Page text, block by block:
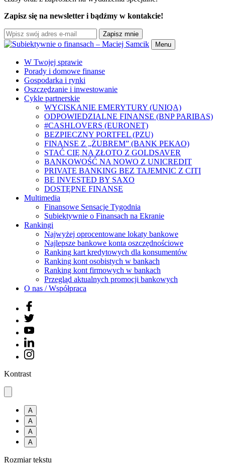
Zapisz się na newsletter i bądźmy w kontakcie!
Zapisz mnie
Menu
W Twojej sprawie
Porady i domowe finanse
Gospodarka i rynki
Oszczędzanie i inwestowanie
Cykle partnerskie
WYCISKANIE EMERYTURY (UNIQA)
ODPOWIEDZIALNE FINANSE (BNP PARIBAS)
#CASHLOVERS (EURONET)
BEZPIECZNY PORTFEL (PZU)
FINANSE Z „ŻUBREM” (BANK PEKAO)
STAĆ CIĘ NA ZŁOTO Z GOLDSAVER
BANKOWOŚĆ NA NOWO Z UNICREDIT
PRIVATE BANKING BEZ TAJEMNIC Z CITI
BE INVESTED BY SAXO
DOSTĘPNE FINANSE
Multimedia
Finansowe Sensacje Tygodnia
Subiektywnie o Finansach na Ekranie
Rankingi
Najwyżej oprocentowane lokaty bankowe
Najlepsze bankowe konta oszczędnościowe
Ranking kart kredytowych dla konsumentów
Ranking kont osobistych w bankach
Ranking kont firmowych w bankach
Przegląd aktualnych promocji bankowych
O nas / Współpraca
Kontrast
A
A
A
A
Rozmiar tekstu